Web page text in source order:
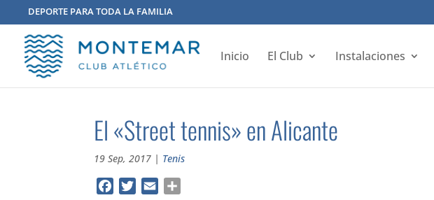
DEPORTE PARA TODA LA FAMILIA
Inicio El Club Instalaciones
El «Street tennis» en Alicante
19 Sep, 2017 | Tenis
FacebookTwitterEmail